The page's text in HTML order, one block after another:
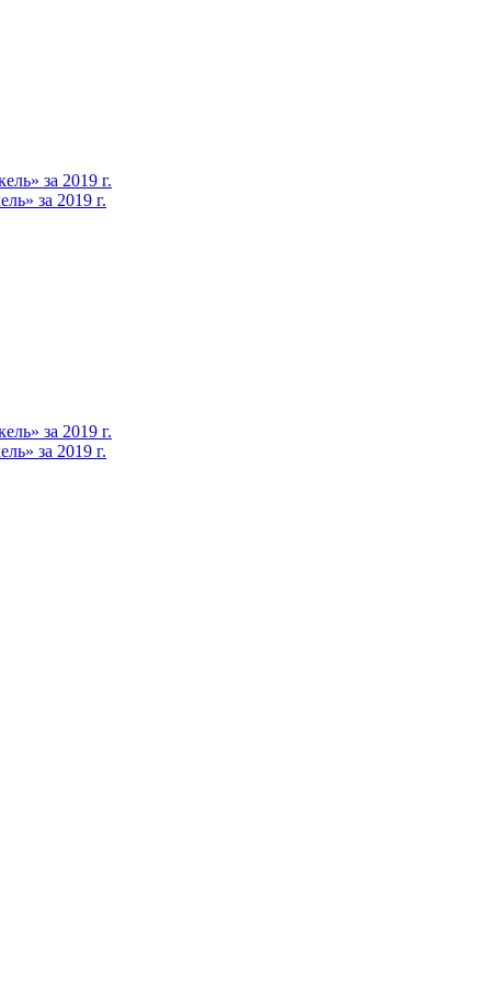
за 2019 г.
за 2019 г.
за 2019 г.
за 2019 г.